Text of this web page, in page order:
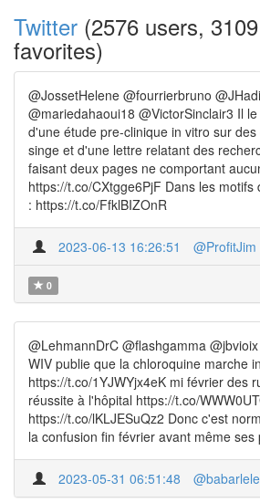
Twitter (2576 users,
favorites)
@JossetHelene @fourrierbruno
@mariedahaoui18 @VictorSinclair3 Il
d'une étude pre-clinique in vitro sur
singe et d'une lettre relatant des
faisant deux pages ne comportant
https://t.co/CXtgge6PjF Dans les
: https://t.co/FfklBIZOnR
2023-06-13 16:26:51 @ProfitJim
0
@LehmannDrC @flashgamma
WIV publie que la chloroquine marche
https://t.co/1YJWYjx4eK mi février des
réussite à l'hôpital https://t.co/
https://t.co/lKLJESuQz2 Donc c'est
la confusion fin février avant même
2023-05-31 06:51:48